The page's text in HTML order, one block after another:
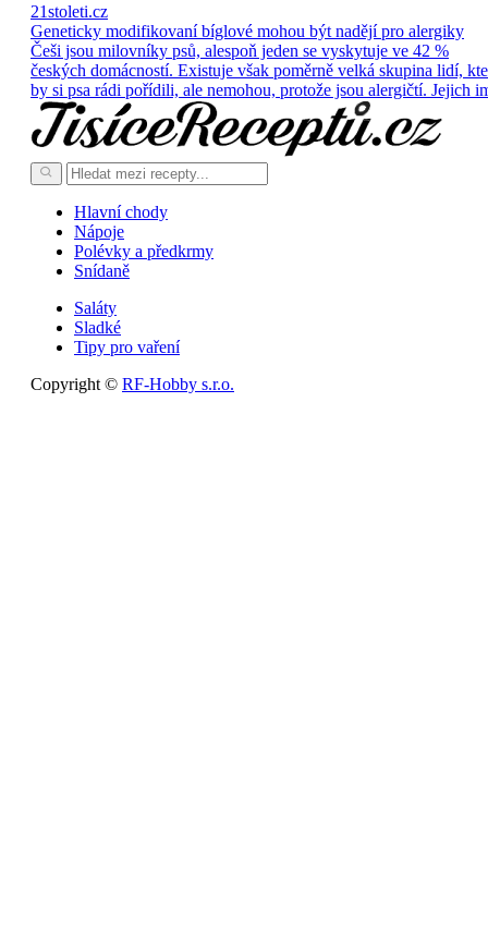
21stoleti.cz
Geneticky modifikovaní bíglové mohou být nadějí pro alergiky
Češi jsou milovníky psů, alespoň jeden se vyskytuje ve 42 %
českých domácností. Existuje však poměrně velká skupina lidí,
by si psa rádi pořídili, ale nemohou, protože jsou alergičtí. Jejich
Hlavní chody
Nápoje
Polévky a předkrmy
Snídaně
Saláty
Sladké
Tipy pro vaření
Copyright © RF-Hobby s.r.o.